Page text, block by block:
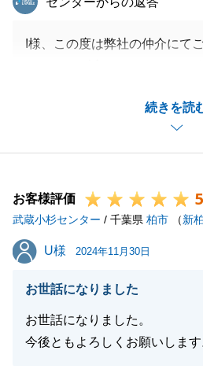
続きを読
I様、この度は弊社の仲介にて
誠に申し訳ございませんでした
ご心労をおかけしてしまった
ご迷惑をおかけしないようセ
あらためて、この度は誠にあり
お客様評価 5
武蔵小杉センター / 千葉県 柏市 （新
U様
U様 2024年11月30日
お世話になりました
お世話になりました。
今後ともよろしくお願いします